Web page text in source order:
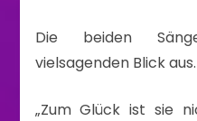
Die beiden
vielsagenden Blick aus.
„Zum Glück ist sie